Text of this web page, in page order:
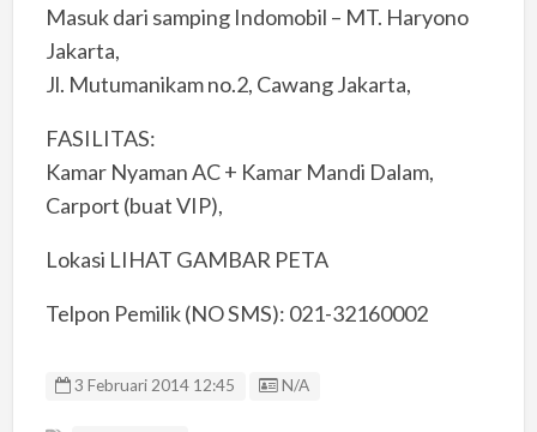
Masuk dari samping Indomobil – MT. Haryono
Jakarta,
Jl. Mutumanikam no.2, Cawang Jakarta,
FASILITAS:
Kamar Nyaman AC + Kamar Mandi Dalam,
Carport (buat VIP),
Lokasi LIHAT GAMBAR PETA
Telpon Pemilik (NO SMS): 021-32160002
3 Februari 2014 12:45 Listing ID
N/A